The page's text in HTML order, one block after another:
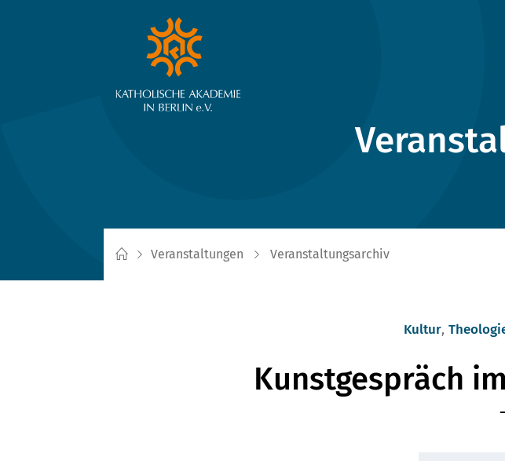
Veranstaltungen Veranstaltungsarchiv
Kultur,
Kunstgespräch